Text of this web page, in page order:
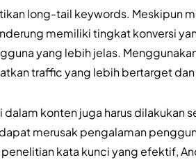
long-tail keywords. Meskipun
memiliki tingkat konversi
yang lebih jelas.
traffic yang lebih bertarget dan
konten juga harus dilakukan
merusak pengalaman
kata kunci yang efektif,